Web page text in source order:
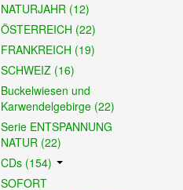
NATURJAHR (12)
ÖSTERREICH (22)
FRANKREICH (19)
SCHWEIZ (16)
Buckelwiesen und
Karwendelgebirge (22)
Serie ENTSPANNUNG
NATUR (22)
CDs (154)
SOFORT